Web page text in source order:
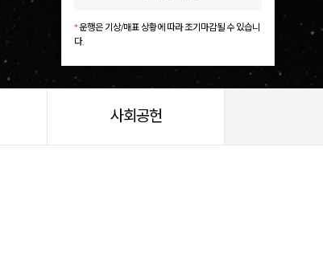
*운행은 기상/매표 상황에 따라 조기마감될 수 있습니
다.
사회공헌